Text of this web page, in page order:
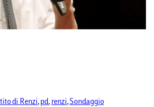
di Renzi, pd, renzi, Sondaggio